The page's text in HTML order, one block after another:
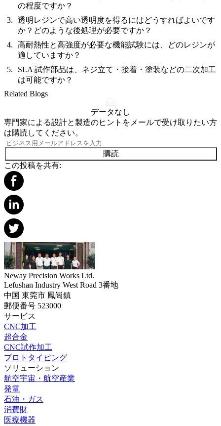
の程度ですか？
透明レジンで高い透明度を得るにはどうすればよいです
か？どのような後処理が必要ですか？
高耐熱性と高強度が必要な機能試験には、どのレジンが
適していますか？
SLA 試作部品は、ネジ立て・接着・塗装などの二次加工
は可能ですか？
Related Blogs
データなし
専門家による設計と製造のヒントをメールで受け取りたい方
は購読してください。
購読
この投稿を共有:
Neway Precision Works Ltd.
Lefushan Industry West Road 3番地
中国 東莞市 鳳崗鎮
郵便番号 523000
サービス
CNC加工
超合金
CNC試作加工
プロトタイピング
ソリューション
航空宇宙・航空産業
発電
石油・ガス
消費財
医療機器